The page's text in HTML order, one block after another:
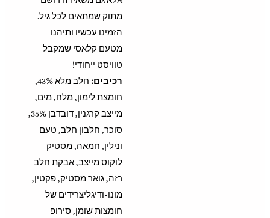
מתוק שמתאים לכל גיל.
הזמינו עכשיו ותיהנו
מטעם קלאסי שמקבל
טוויסט ייחודי!
רכיבים:
חלב מלא 43%,
חומצת לימון, מלח, מים,
מייצב קרגנין, דובדבן 35%,
סוכר, חלבון חלב, טעם
ונילין, חמאה, מסטיק
לוקוס מייצב, אבקת חלב
רזה, גואר מסטיק, פקטין,
מונו-ודיגליצרידים של
חומצות שומן, סירופ